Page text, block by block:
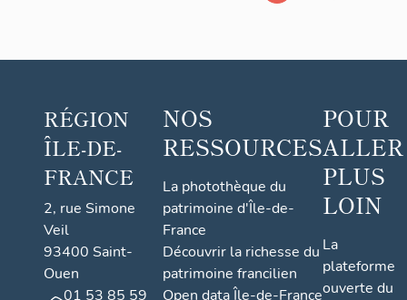
RÉGION
ÎLE-DE-
FRANCE
2, rue Simone
Veil
93400 Saint-
Ouen
01 53 85 59
NOS
RESSOURCES
La photothèque du
patrimoine d'Île-de-
France
Découvrir la richesse du
patrimoine francilien
Open data Île-de-France
POUR
ALLER
PLUS
LOIN
La
plateforme
ouverte du